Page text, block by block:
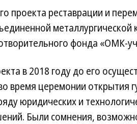
проекта реставрации и
фонда «ОМК-
в 2018 году до его
время церемонии открытия
юридических и
Были сомнения,